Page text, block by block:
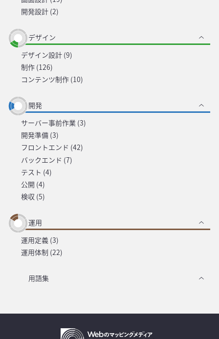
開発設計 (2)
デザイン
デザイン設計 (9)
制作 (126)
コンテンツ制作 (10)
開発
サーバー事前作業 (3)
開発準備 (3)
フロントエンド (42)
バックエンド (7)
テスト (4)
公開 (4)
検収 (5)
運用
運用定義 (3)
運用体制 (22)
用語集